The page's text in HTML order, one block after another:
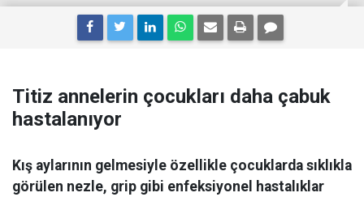
Titiz annelerin çocukları daha çabuk
hastalanıyor
Kış aylarının gelmesiyle özellikle çocuklarda sıklıkla
görülen nezle, grip gibi enfeksiyonel hastalıklar